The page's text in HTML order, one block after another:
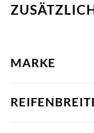
MARKE